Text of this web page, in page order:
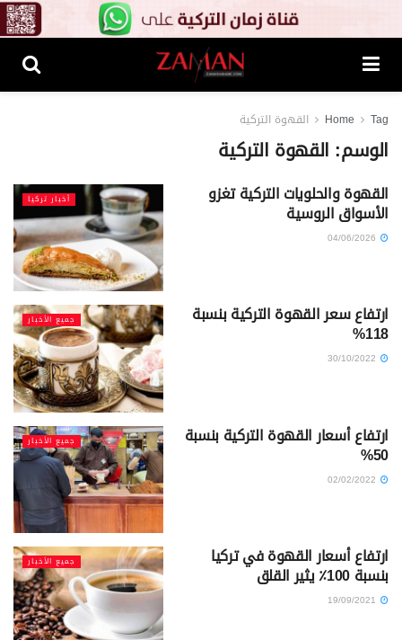
Home Tag القهوة التركية
الوسم: القهوة التركية
أخبار تركيا القهوة والحلويات التركية تغزو
الأسواق الروسية
جميع الأخبار ارتفاع سعر القهوة التركية بنسبة
118%
جميع الأخبار ارتفاع أسعار القهوة التركية بنسبة
50%
جميع الأخبار ارتفاع أسعار القهوة في تركيا
بنسبة 100٪ يثير القلق